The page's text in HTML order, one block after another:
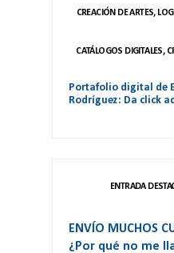
CREACIÓN DE ARTES,
CATÁLOGOS DIGITALES,
Portafolio digital de
Rodríguez: Da click
ENTRADA
ENVÍO MUCHOS
¿Por qué no me